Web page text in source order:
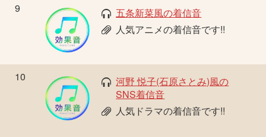
9
五条新菜風の着信音
人気アニメの着信音です!!
10
河野 悦子(石原さとみ)風の
SNS着信音
人気ドラマの着信音です!!